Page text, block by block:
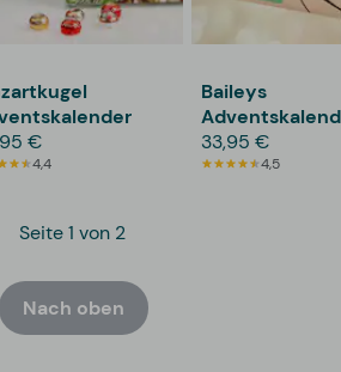
€
4,4
Baileys
33,95 €
4,5
Seite 1 von 2
Nach oben